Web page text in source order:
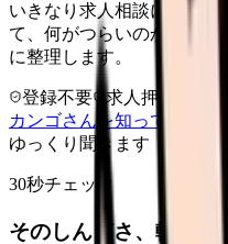
いきなり求人相談には進み
て、何がつらいのか、辞
に整理します。
登録不要 求人押し売りな
カンゴさんを知ってから相
ゆっくり聞きます
30秒チェック
そのしんどさ、転職す